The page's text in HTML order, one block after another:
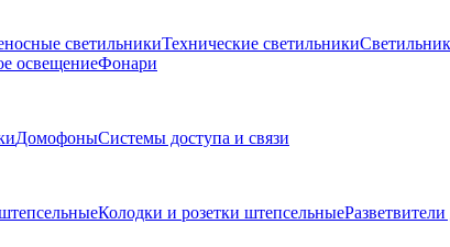
светильникиТехнические светильники
освещениеФонари
ДомофоныСистемы доступа и связи
Колодки и розетки штепсельныеРазветвители